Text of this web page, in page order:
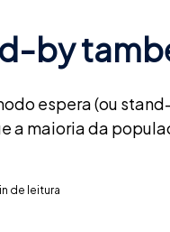
by
espera (ou
a maioria da
de leitura